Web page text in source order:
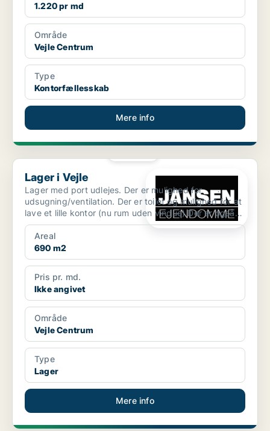
1.220 pr md
Område
Vejle Centrum
Type
Kontorfællesskab
Mere info
Lager i Vejle
Lager i Vejle
Lager med port udlejes. Der er mulighed for
udsugning/ventilation. Der er toilet og mulighed for at
lave et lille kontor (nu rum uden vindue) Der er også
mul...
Areal
690 m2
Pris pr. md.
Ikke angivet
Område
Vejle Centrum
Type
Lager
Mere info